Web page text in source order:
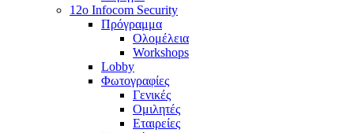
12o Infocom Security
Πρόγραμμα
Ολομέλεια
Workshops
Lobby
Φωτογραφίες
Γενικές
Ομιλητές
Εταιρείες